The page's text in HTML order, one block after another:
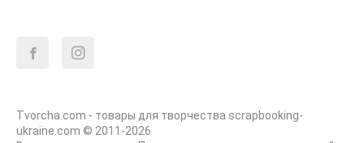
Tvorcha.com - товары для творчества scrapbooking-
ukraine.com © 2011-2026